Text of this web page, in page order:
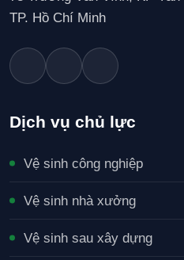
TP. Hồ Chí Minh
Dịch vụ chủ lực
Vệ sinh công nghiệp
Vệ sinh nhà xưởng
Vệ sinh sau xây dựng